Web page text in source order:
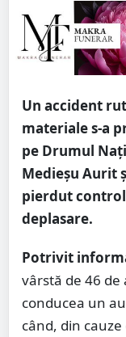
Un accident
materiale s-a
pe Drumul
Medieșu Aurit
pierdut
deplasare.
Potrivit
vârstă de 46 de
conducea un
când, din